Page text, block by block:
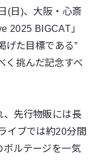
(日)、大阪・ 心斎
2025 BIGCAT」
げた目標である”
く挑んだ記念すべ
先行物販には長
イブでは約20分間
ボルテージを一気